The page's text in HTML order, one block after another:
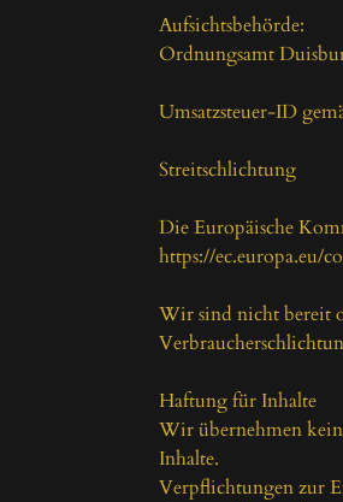
Aufsichtsbehörde:
Ordnungsamt
Umsatzsteuer-ID
Streitschlichtung
Die Europäische
https://ec.europa.eu/
Wir sind nicht bereit
Haftung für Inhalte
Wir übernehmen
Inhalte.
Verpflichtungen zur